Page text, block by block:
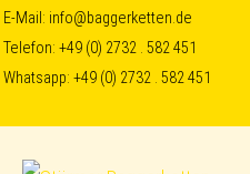
Skip
to
primary
navigation
Skip
to
content
Skip
to
E-Mail: info@baggerketten.de
Telefon:+49 (0) 2732 . 582 451
Whatsapp:+49 (0) 2732 . 582 451